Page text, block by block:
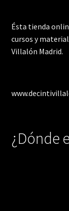
Ésta tienda
cursos y
Villalón Madrid.
¿Dónde